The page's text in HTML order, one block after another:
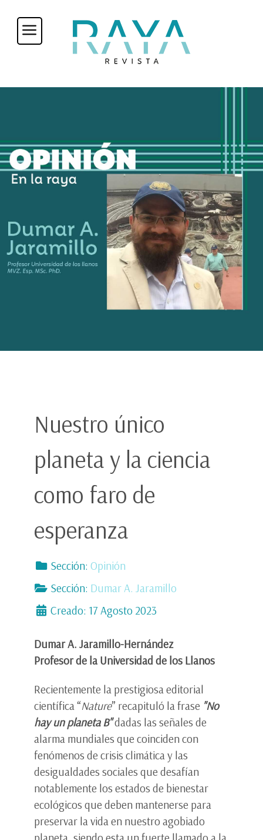
Nuestro único
planeta y la ciencia
como faro de
esperanza
Sección: Opinión
Sección: Dumar A. Jaramillo
Creado: 17 Agosto 2023
Dumar A. Jaramillo-Hernández
Profesor de la Universidad de los Llanos
Recientemente la prestigiosa editorial
científica “Nature” recapituló la frase "No
hay un planeta B"dadas las señales de
alarma mundiales que coinciden con
fenómenos de crisis climática y las
desigualdades sociales que desafían
notablemente los estados de bienestar
ecológicos que deben mantenerse para
preservar la vida en nuestro agobiado